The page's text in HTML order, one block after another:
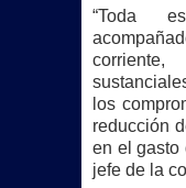
“Toda
los
reducción
en el gasto
jefe de la